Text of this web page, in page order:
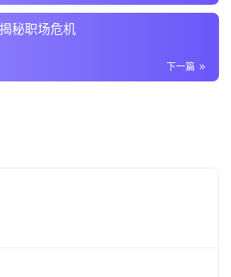
秘职场危机
下一篇